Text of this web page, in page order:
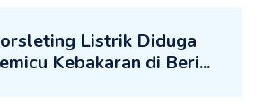
Listrik Diduga
Kebakaran di Beri...